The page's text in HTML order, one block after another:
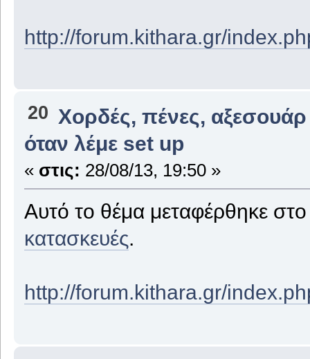
http://forum.kithara.gr/
20 Χορδές, πένες, αξεσουάρ
όταν λέμε set up
« στις: 28/08/13, 19:50 »
Αυτό το θέμα μεταφέρθηκε
κατασκευές.
http://forum.kithara.gr/